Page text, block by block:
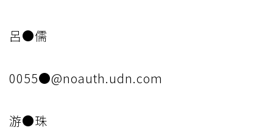
呂●儒
0055●@noauth.udn.com
游●珠